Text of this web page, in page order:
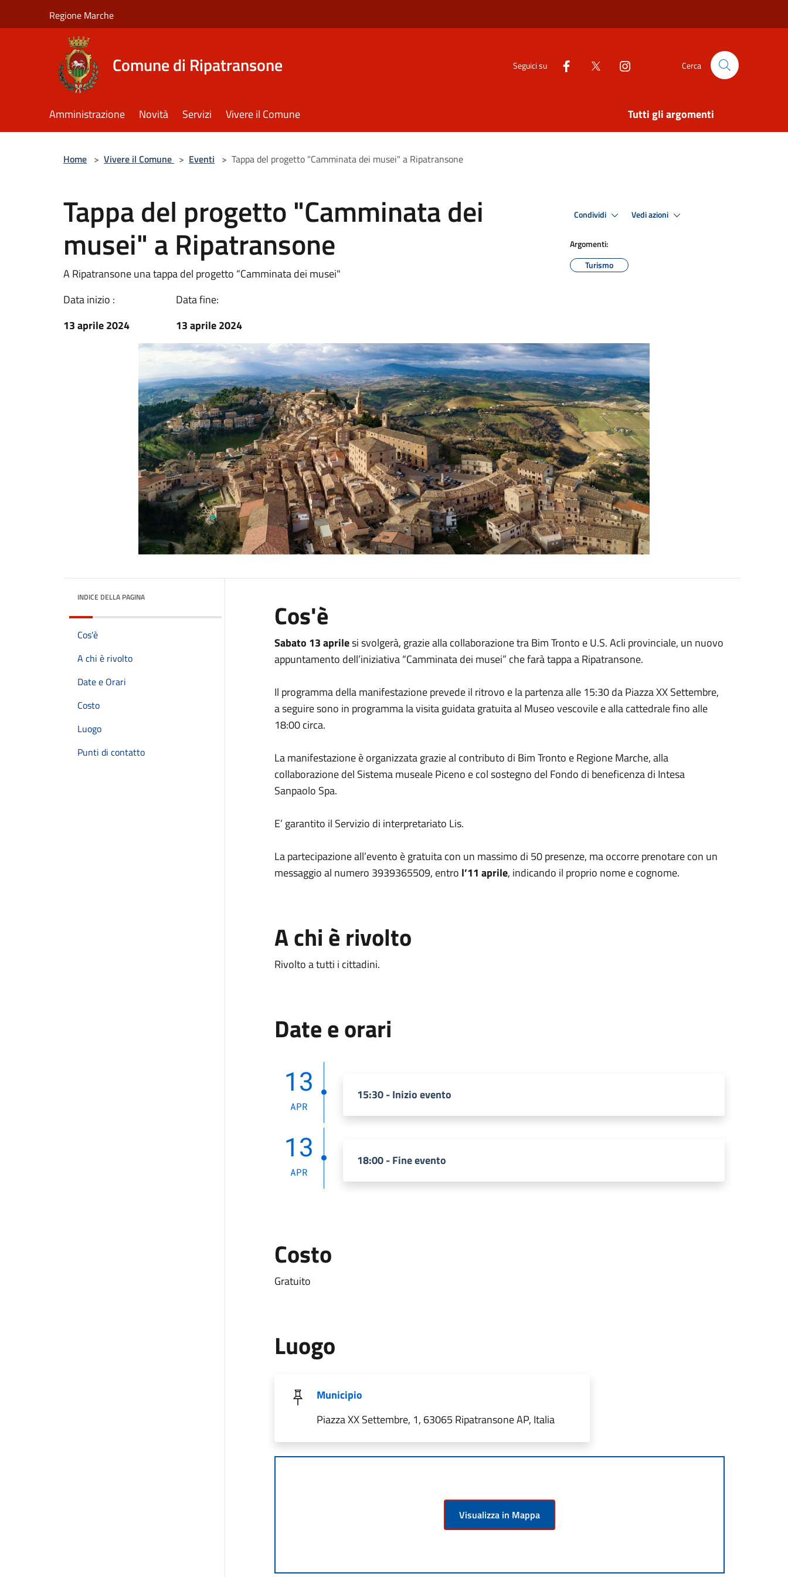
Regione Marche
Comune di Ripatransone Seguici su Cerca
Amministrazione Novità Servizi Vivere il Comune Tutti gli argomenti
Home > Vivere il Comune > Eventi > Tappa del progetto "Camminata dei musei" a Ripatransone
Tappa del progetto "Camminata dei
musei" a Ripatransone
A Ripatransone una tappa del progetto “Camminata dei musei"
Data inizio :
13 aprile 2024
Data fine:
13 aprile 2024
Condividi Vedi azioni
Argomenti:
Turismo
INDICE DELLA PAGINA
Cos'è
A chi è rivolto
Date e Orari
Costo
Luogo
Punti di contatto
Cos'è
Sabato 13 aprilesi svolgerà, grazie alla collaborazione tra Bim Tronto e U.S. Acli provinciale, un nuovo
appuntamento dell’iniziativa “Camminata dei musei” che farà tappa a Ripatransone.
Il programma della manifestazione prevede il ritrovo e la partenza alle 15:30 da Piazza XX Settembre,
a seguire sono in programma la visita guidata gratuita al Museo vescovile e alla cattedrale fino alle
18:00 circa.
La manifestazione è organizzata grazie al contributo di Bim Tronto e Regione Marche, alla
collaborazione del Sistema museale Piceno e col sostegno del Fondo di beneficenza di Intesa
Sanpaolo Spa.
E’ garantito il Servizio di interpretariato Lis.
La partecipazione all’evento è gratuita con un massimo di 50 presenze, ma occorre prenotare con un
messaggio al numero 3939365509, entro l’11 aprile, indicando il proprio nome e cognome.
A chi è rivolto
Rivolto a tutti i cittadini.
Date e orari
13
APR
15:30 - Inizio evento
13
APR
18:00 - Fine evento
Costo
Gratuito
Luogo
Municipio
Piazza XX Settembre, 1, 63065 Ripatransone AP, Italia
Visualizza in Mappa